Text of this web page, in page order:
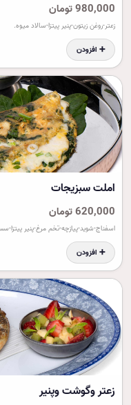
980,000 تومان
زعتر-روغن زیتون-پنیر پیتزا-سالاد میوه.
➕ افزودن
املت سبزيجات
620,000 تومان
اسفناج-شوید-پیازچه-تخم مرغ-پنیر
➕ افزودن
زعتر وگوشت وپنير